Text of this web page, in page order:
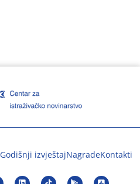
Godišnji izvještajNagradeKontakti